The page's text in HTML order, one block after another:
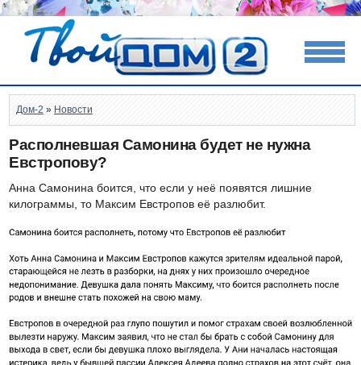
Дом-2 » Новости
Располневшая Самонина будет не нужна
Евстропову?
Анна Самонина боится, что если у неё появятся лишние
килограммы, то Максим Евстропов её разлюбит.